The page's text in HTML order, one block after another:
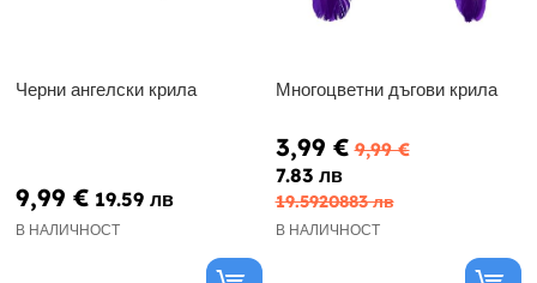
Черни ангелски крила
9,99 € 19.59 лв
В НАЛИЧНОСТ
Многоцветни дъгови крила
3,99 € 9,99 €
7.83 лв
19.5920883 лв
В НАЛИЧНОСТ